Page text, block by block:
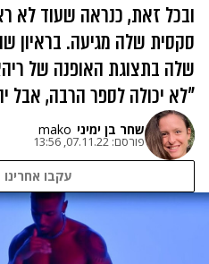
ובכל זאת, כנראה שעוד לא
סקסית שלה מגיעה. בראיון
שלה בתצוגת האופנה של
"לא יכולה לספר הרבה, אבל
שחר בן ימיני mako
פורסם: 07.11.22, 13:56
עקבו אחרינו